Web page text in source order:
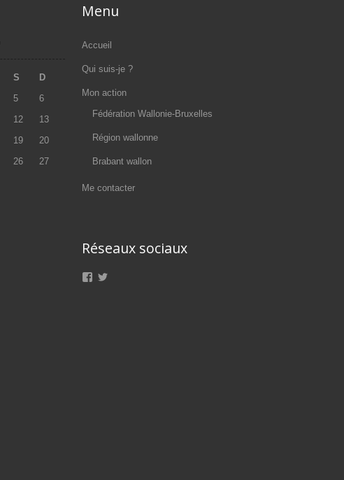
S
D
5
6
12
13
19
20
26
27
Menu
Accueil
Qui suis-je ?
Mon action
Fédération Wallonie-Bruxelles
Région wallonne
Brabant wallon
Me contacter
Réseaux sociaux
Voir